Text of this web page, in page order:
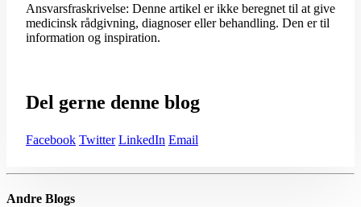
Ansvarsfraskrivelse: Denne artikel er ikke beregnet til at give
medicinsk rådgivning, diagnoser eller behandling. Den er til
information og inspiration.
Del gerne denne blog
Facebook Twitter LinkedIn Email
Andre Blogs